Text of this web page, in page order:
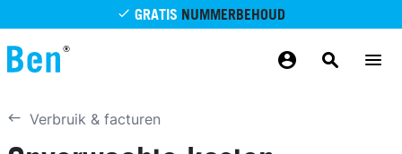
Overslaan en naar de inhoud gaan
GRATIS NUMMERBEHOUD
Verbruik & facturen